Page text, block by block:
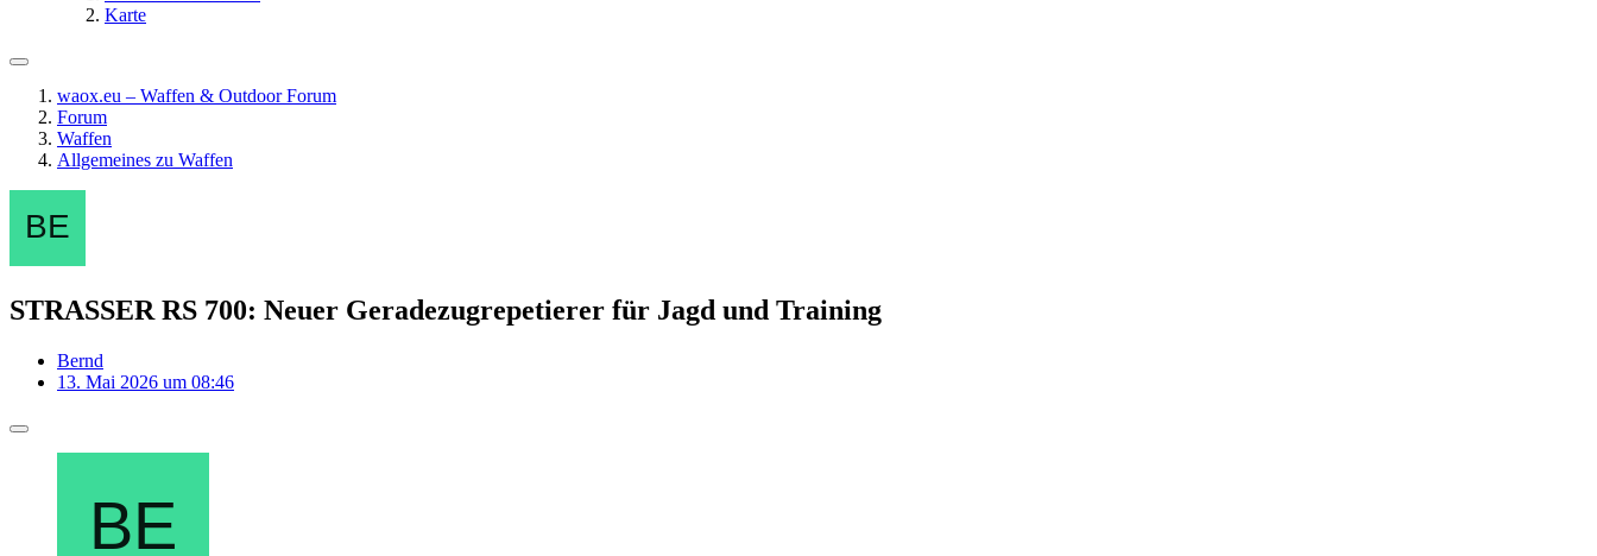
Karte
waox.eu – Waffen & Outdoor Forum
Forum
Waffen
Allgemeines zu Waffen
STRASSER RS 700: Neuer Geradezugrepetierer für Jagd und Training
Bernd
13. Mai 2026 um 08:46